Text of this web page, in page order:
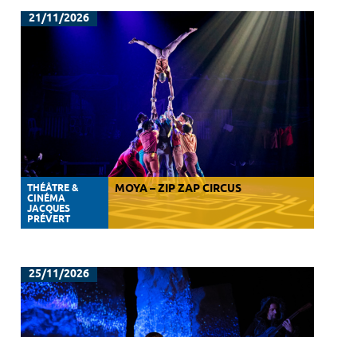
21/11/2026
THÉÂTRE &
CINÉMA
JACQUES
PRÉVERT
MOYA – ZIP ZAP CIRCUS
25/11/2026